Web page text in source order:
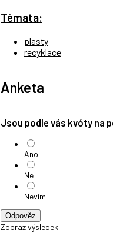
Témata:
plasty
recyklace
Anketa
Jsou podle vás kvóty na
Ano
Ne
Nevím
Odpověz
Zobraz výsledek